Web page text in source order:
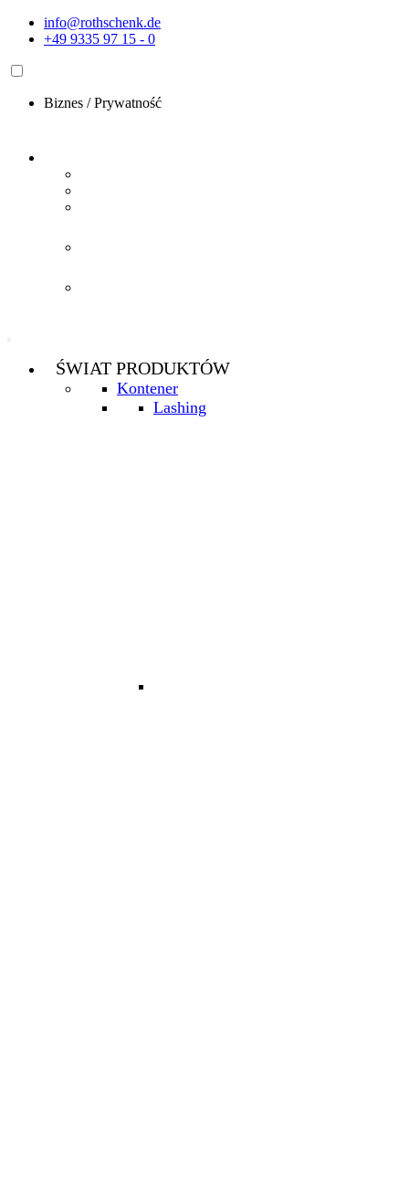
Przejdźinfo@rothschenk.de
+49 9335 97 15 - 0
Biznes /Prywatność
ŚWIAT PRODUKTÓW
Kontener
Lashing